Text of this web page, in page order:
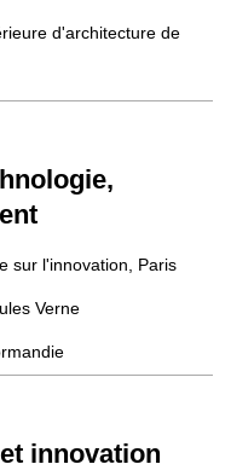
d'architecture de
sur l'innovation, Paris
Verne
innovation